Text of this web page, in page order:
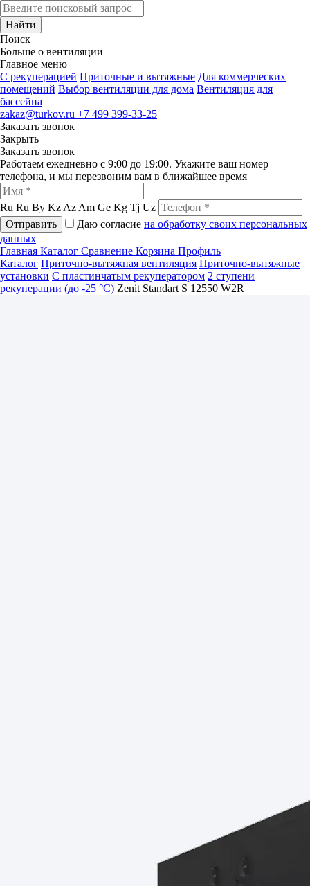
Найти
Поиск
Больше о вентиляции
Главное меню
C рекуперацией Приточные и вытяжные Для коммерческих
помещений Выбор вентиляции для дома Вентиляция для
бассейна
zakaz@turkov.ru +7 499 399-33-25
Заказать звонок
Закрыть
Заказать звонок
Работаем ежедневно с 9:00 до 19:00. Укажите ваш номер
телефона, и мы перезвоним вам в ближайшее время
Ru Ru By Kz Az Am Ge Kg Tj Uz
Отправить
Даю согласие на обработку своих персональных
данных
Главная Каталог Сравнение Корзина Профиль
Каталог Приточно-вытяжная вентиляция Приточно-вытяжные
установки С пластинчатым рекуператором 2 ступени
рекуперации (до -25 °C) Zenit Standart S 12550 W2R